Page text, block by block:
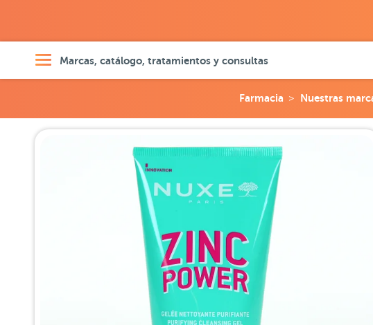
Marcas, catálogo, tratamientos y consultas
Farmacia Nuestras